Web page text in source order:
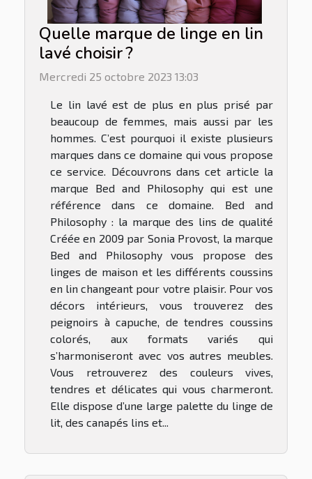
Quelle marque de linge en lin
lavé choisir ?
Mercredi 25 octobre 2023 13:03
Le lin lavé est de plus en plus prisé par
beaucoup de femmes, mais aussi par les
hommes. C’est pourquoi il existe plusieurs
marques dans ce domaine qui vous propose
ce service. Découvrons dans cet article la
marque Bed and Philosophy qui est une
référence dans ce domaine. Bed and
Philosophy : la marque des lins de qualité
Créée en 2009 par Sonia Provost, la marque
Bed and Philosophy vous propose des
linges de maison et les différents coussins
en lin changeant pour votre plaisir. Pour vos
décors intérieurs, vous trouverez des
peignoirs à capuche, de tendres coussins
colorés, aux formats variés qui
s’harmoniseront avec vos autres meubles.
Vous retrouverez des couleurs vives,
tendres et délicates qui vous charmeront.
Elle dispose d’une large palette du linge de
lit, des canapés lins et...